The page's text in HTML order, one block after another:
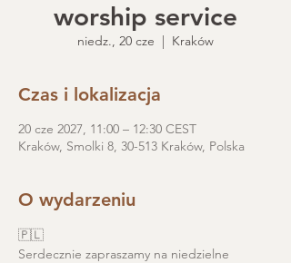
worship service
niedz., 20 cze
  |
Kraków
Czas i lokalizacja
20 cze 2027, 11:00 – 12:30 CEST
Kraków, Smolki 8, 30-513 Kraków, Polska
O wydarzeniu
🇵🇱
Serdecznie zapraszamy na niedzielne